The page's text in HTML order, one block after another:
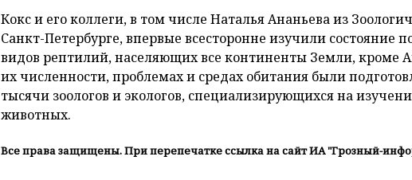
Кокс и его коллеги, в том числе Наталья Ананьева из
Санкт-Петербурге, впервые всесторонне изучили состояние
видов рептилий, населяющих все континенты Земли, кроме
их численности, проблемах и средах обитания были
тысячи зоологов и экологов, специализирующихся на
животных.
Все права защищены. При перепечатке ссылка на сайт ИА "Грозный-